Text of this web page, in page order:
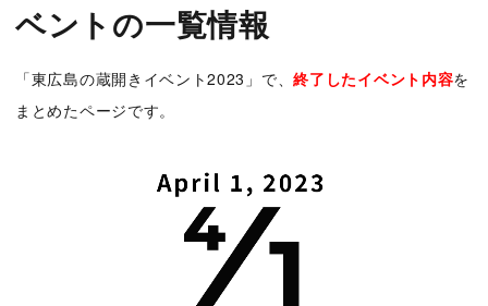
ベントの一覧情報
「東広島の蔵開きイベント2023」で、終了したイベント内容を
まとめたページです。